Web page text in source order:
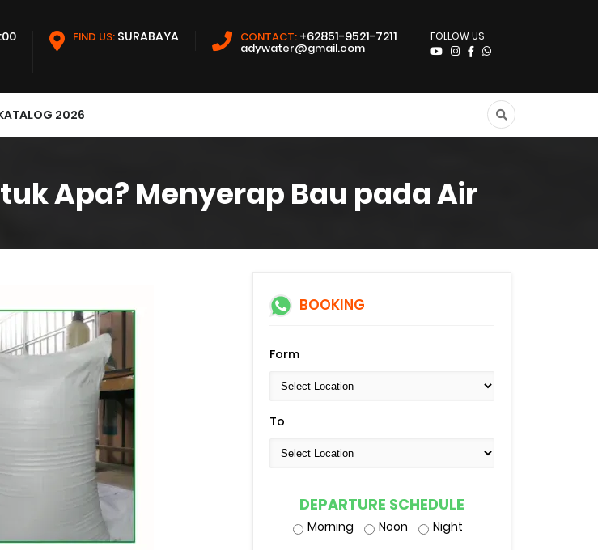
FIND US: SURABAYA CONTACT: +62851-9521-7211
adywater@gmail.com
FOLLOW US
2026
Apa? Menyerap Bau pada Air
BOOKING
Form
To
DEPARTURE SCHEDULE
Morning Noon Night